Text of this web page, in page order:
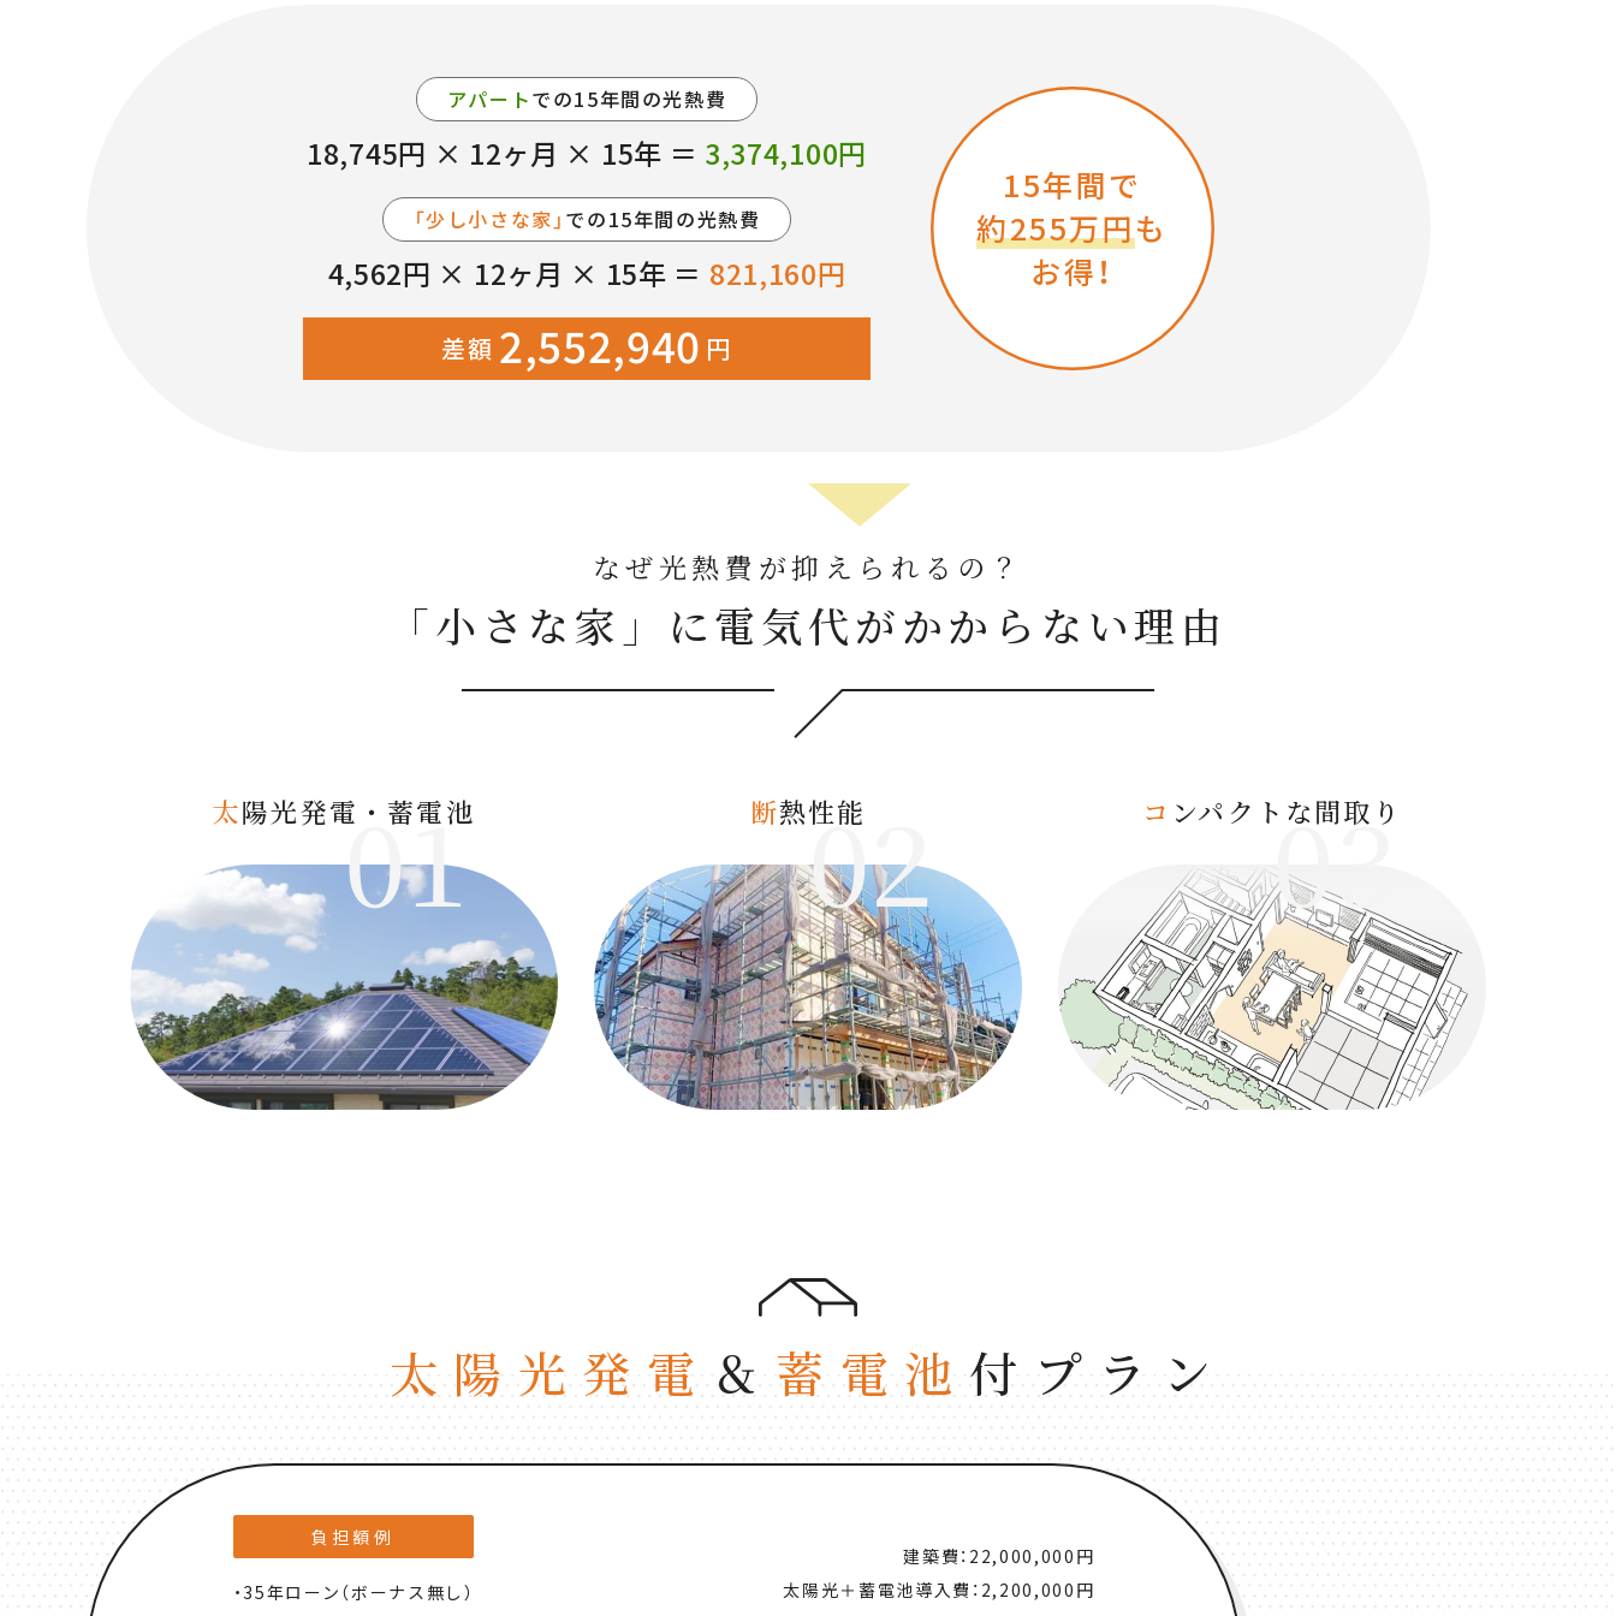
アパートでの15年間の光熱費
18,745円 × 12ヶ月 × 15年 ＝ 3,374,100円
「少し小さな家」 での15年間の光熱費
4,562円 × 12ヶ月 × 15年 ＝ 821,160円
差額 2,552,940 円
15年間で
約255万円も
お得！
なぜ光熱費が抑えられるの？
「小さな家」に電気代がかからない理由
01
太陽光発電・蓄電池 02
断熱性能 03
コ ンパクトな間取り
太陽光発電 ＆ 蓄電池 付プラン
負担額例
・35年ローン（ボーナス無し）
建築費：22,000,000円
太陽光＋蓄電池導入費：2,200,000円